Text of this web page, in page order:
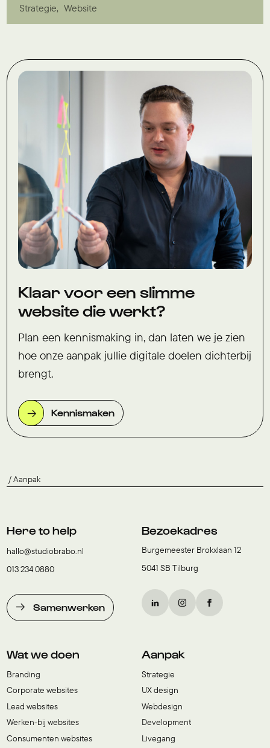
Strategie Website
Klaar voor een slimme
website die werkt?
Plan een kennismaking in, dan laten we je zien
hoe onze aanpak jullie digitale doelen dichterbij
brengt.
Kennismaken
Aanpak
Here to help
hallo@studiobrabo.nl
013 234 0880
Samenwerken
Bezoekadres
Burgemeester Brokxlaan 12
5041 SB Tilburg
Wat we doen
Branding
Corporate websites
Lead websites
Werken-bij websites
Consumenten websites
Aanpak
Strategie
UX design
Webdesign
Development
Livegang